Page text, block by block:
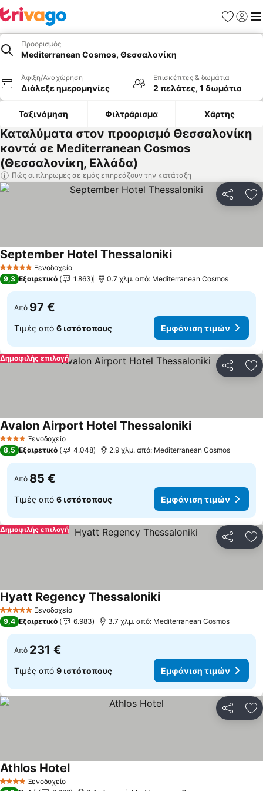
Προορισμός
Mediterranean Cosmos, Θεσσαλονίκη
Άφιξη/Αναχώρηση
Διάλεξε ημερομηνίες
Επισκέπτες & δωμάτια
2 πελάτες, 1 δωμάτιο
Ταξινόμηση Φιλτράρισμα Χάρτης
Καταλύματα στον προορισμό Θεσσαλονίκη
κοντά σε Mediterranean Cosmos
(Θεσσαλονίκη, Ελλάδα)
Πώς οι πληρωμές σε εμάς επηρεάζουν την κατάταξη
5 Αστέρια Ξενοδοχείο
September Hotel Thessaloniki
9,3 Εξαιρετικό 1.863 0.7 χλμ. από: Mediterranean Cosmos
Από 97 €
Τιμές από 6 ιστότοπους Εμφάνιση τιμών
Δημοφιλής επιλογή
4 ΑστέριαΞενοδοχείο
Avalon Airport Hotel Thessaloniki
8,5 Εξαιρετικό 4.048 2.9 χλμ. από: Mediterranean Cosmos
Από 85 €
Τιμές από 6 ιστότοπους Εμφάνιση τιμών
Δημοφιλής επιλογή
5 Αστέρια Ξενοδοχείο
Hyatt Regency Thessaloniki
9,4 Εξαιρετικό 6.983 3.7 χλμ. από: Mediterranean Cosmos
Από 231 €
Τιμές από 9 ιστότοπους Εμφάνιση τιμών
4 ΑστέριαΞενοδοχείο
Athlos Hotel